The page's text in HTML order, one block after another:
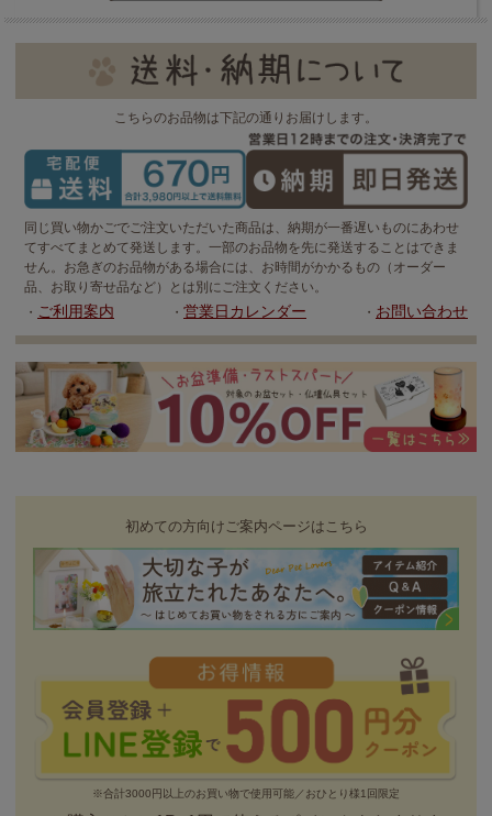
こちらのお品物は下記の通りお届けします。
同じ買い物かごでご注文いただいた商品は、納期が一番遅いものにあわせ
てすべてまとめて発送します。一部のお品物を先に発送することはできま
せん。お急ぎのお品物がある場合には、お時間がかかるもの（オーダー
品、お取り寄せ品など）とは別にご注文ください。
・ ご利用案内 ・ 営業日カレンダー ・ お問い合わせ
初めての方向けご案内ページはこちら
※合計3000円以上のお買い物で使用可能／おひとり様1回限定